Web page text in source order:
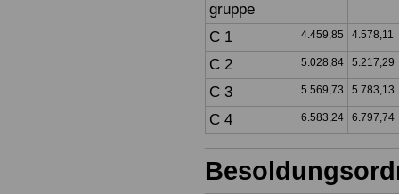
gruppe
C 1 4.459,85 4.578,11
C 2 5.028,84 5.217,29
C 3 5.569,73 5.783,13
C 4 6.583,24 6.797,74